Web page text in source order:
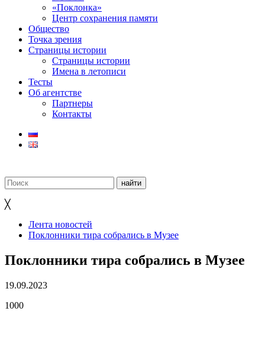
«Поклонка»
Центр сохранения памяти
Общество
Точка зрения
Страницы истории
Страницы истории
Имена в летописи
Тесты
Об агентстве
Партнеры
Контакты
╳
Лента новостей
Поклонники тира собрались в Музее
Поклонники тира собрались в Музее
19.09.2023
1000